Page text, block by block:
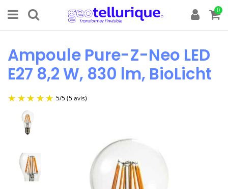
0
Ampoule Pure-Z-Neo LED
E27 8,2 W, 830 lm, BioLicht